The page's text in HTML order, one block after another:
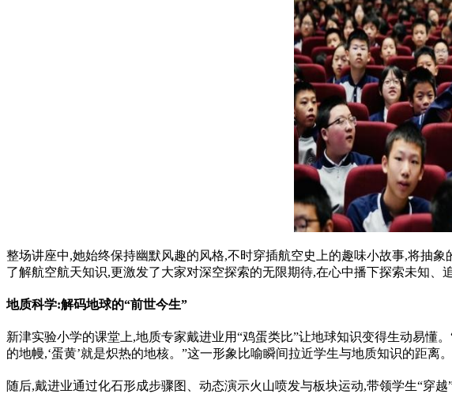
整场讲座中,她始终保持幽默风趣的风格,不时穿插航空史上的趣味小故事,将抽
了解航空航天知识,更激发了大家对深空探索的无限期待,在心中播下探索未知、
地质科学:解码地球的“前世今生”
新津实验小学的课堂上,地质专家戴进业用“鸡蛋类比”让地球知识变得生动易懂
的地幔,‘蛋黄’就是炽热的地核。”这一形象比喻瞬间拉近学生与地质知识的距离。
随后,戴进业通过化石形成步骤图、动态演示火山喷发与板块运动,带领学生“穿